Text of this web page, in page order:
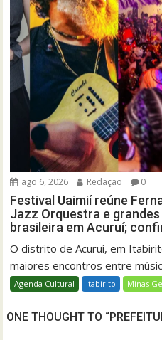
ago 6, 2026 Redação 0
Festival Uaimií reúne
Jazz Orquestra e
brasileira em Acuruí;
O distrito de Acuruí, em
maiores encontros entre
Agenda Cultural Itabirito Minas
ONE THOUGHT TO